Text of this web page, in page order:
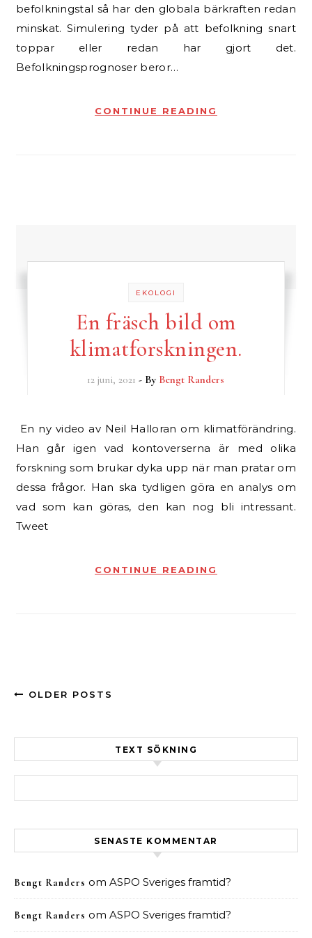
befolkningstal så har den globala bärkraften redan
minskat. Simulering tyder på att befolkning snart
toppar eller redan har gjort det.
Befolkningsprognoser beror…
CONTINUE READING
EKOLOGI
En fräsch bild om
klimatforskningen.
12 juni, 2021 - By Bengt Randers
En ny video av Neil Halloran om klimatförändring.
Han går igen vad kontoverserna är med olika
forskning som brukar dyka upp när man pratar om
dessa frågor. Han ska tydligen göra en analys om
vad som kan göras, den kan nog bli intressant.
Tweet
CONTINUE READING
OLDER POSTS
TEXT SÖKNING
SENASTE KOMMENTAR
Bengt Randers om ASPO Sveriges framtid?
Bengt Randers om ASPO Sveriges framtid?